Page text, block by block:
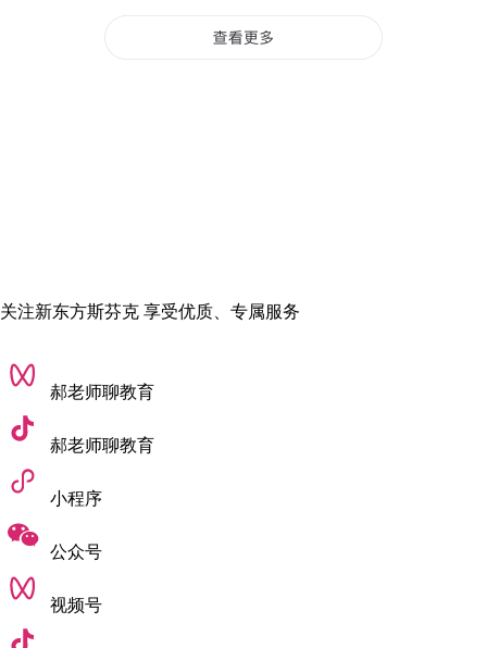
制作等领域的实践需求。
其教学质量获国际广泛认可，在传媒领域享有较高知名度与影
企业，如尼尔森、谷歌、腾讯、汇丰、中国移动、百度、
关注新东方斯芬克 享受优质、专属服务
郝老师聊教育
郝老师聊教育
小程序
公众号
视频号